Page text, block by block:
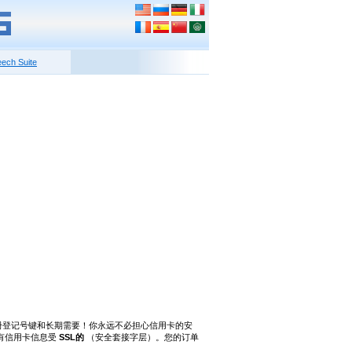
Suite
记号键和长期需要！你永远不必担心信用卡的安
信用卡信息受 SSL的
（安全套接字层）。您的订单